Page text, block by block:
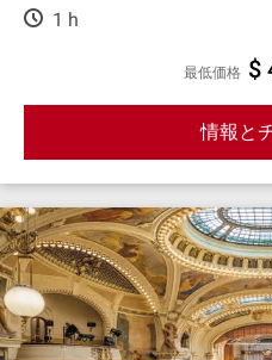
1 h
最低価格 $
情報と